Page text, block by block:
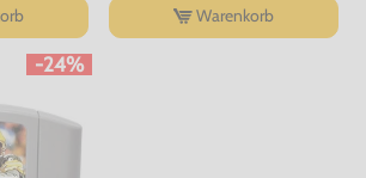
Warenkorb
-24%